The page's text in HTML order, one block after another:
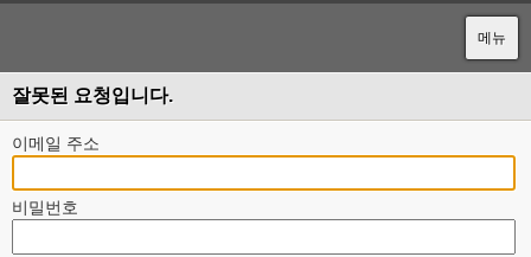
메뉴
잘못된 요청입니다.
이메일 주소
비밀번호